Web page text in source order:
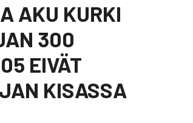
AKU KURKI
300
EIVÄT
KISASSA